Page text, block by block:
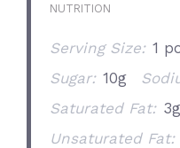
NUTRITION
Serving Size: 1
Sugar: 10g
Saturated Fat: 3g
Unsaturated Fat: